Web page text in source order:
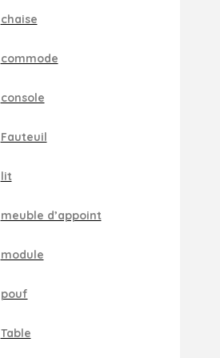
chaise
commode
console
Fauteuil
lit
meuble d’appoint
module
pouf
Table